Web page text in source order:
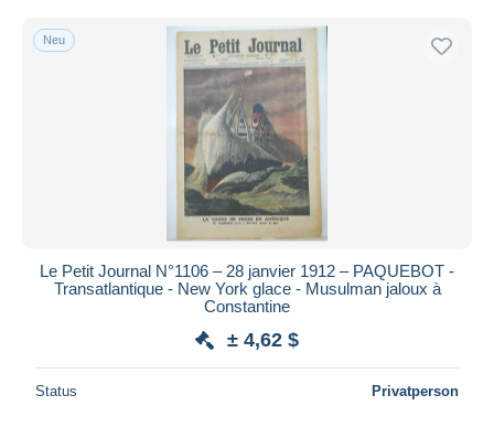
Neu
Le Petit Journal N°1106 – 28 janvier 1912 – PAQUEBOT -
Transatlantique - New York glace - Musulman jaloux à
Constantine
± 4,62 $
Status Privatperson